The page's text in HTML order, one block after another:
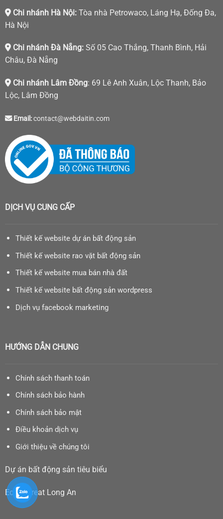
Chi nhánh Hà Nội:Tòa nhà Petrowaco, Láng Hạ, Đống Đa,
Hà Nội
Chi nhánh Đà Nẵng:Số 05 Cao Thắng, Thanh Bình, Hải
Châu, Đà Nẵng
Chi nhánh Lâm Đồng: 69 Lê Anh Xuân, Lộc Thanh, Bảo
Lộc, Lâm Đồng
Email:contact@webdaitin.com
DỊCH VỤ CUNG CẤP
Thiết kế website dự án bất động sản
Thiết kế website rao vặt bất động sản
Thiết kế website mua bán nhà đất
Thiết kế website bất động sản wordpress
Dịch vụ facebook marketing
HƯỚNG DẪN CHUNG
Chính sách thanh toán
Chính sách bảo hành
Chính sách bảo mật
Điều khoản dịch vụ
Giới thiệu về chúng tôi
Dự án bất động sản tiêu biểu
Eco Retreat Long An